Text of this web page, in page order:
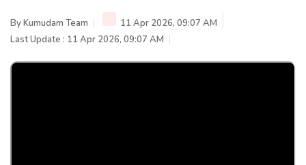
ByKumudam Team
11 Apr 2026, 09:07 AM
Last Update : 11 Apr 2026, 09:07 AM